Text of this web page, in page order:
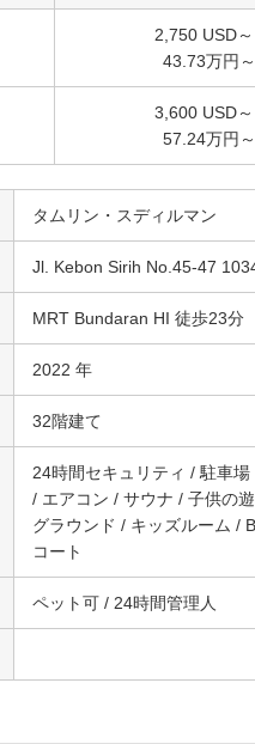
2,750 USD
43.73万円
3,600 USD
57.24万円
タムリン・スディルマン
Jl. Kebon Sirih No.45-47
MRT Bundaran HI 徒歩23分
2022 年
32階建て
24時間セキュリティ / 駐車
/ エアコン / サウナ / 子供の
グラウンド / キッズルーム /
コート
ペット可 / 24時間管理人